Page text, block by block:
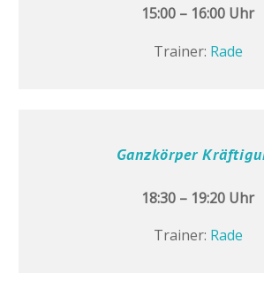
15:00 – 16:00 Uhr
Trainer: Rade
Ganzkörper
18:30 – 19:20 Uhr
Trainer: Rade